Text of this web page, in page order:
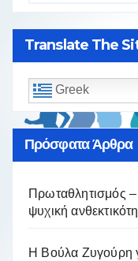
Translate The
Greek
Πρόσφατα Άρθρα
Πρωταθλητισμός
ψυχική
Η Βούλα Ζυγούρη